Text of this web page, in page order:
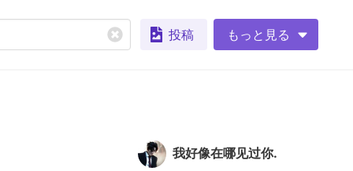
投稿 もっと見る
我好像在哪见过你.